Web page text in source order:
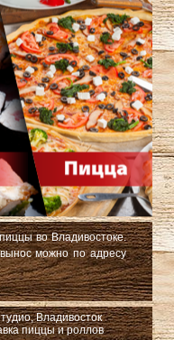
во Владивостоке.
можно по адресу
Владивосток
пиццы и роллов